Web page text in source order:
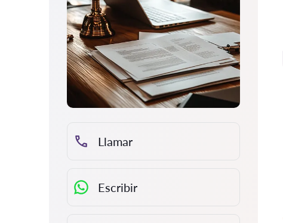
Llamar
Escribir